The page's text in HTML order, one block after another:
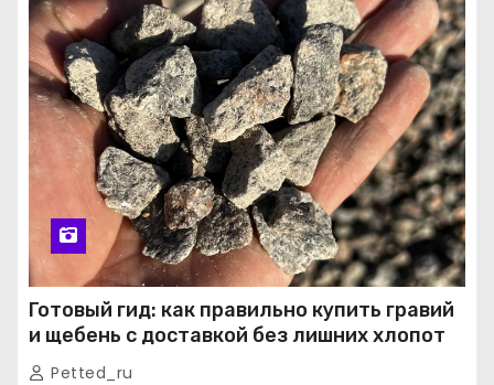
Готовый гид: как правильно купить гравий
и щебень с доставкой без лишних хлопот
Petted_ru